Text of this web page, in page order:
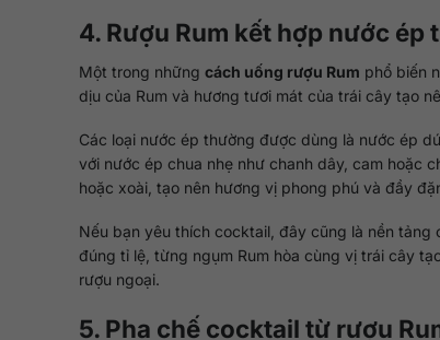
4. Rượu Rum kết hợp nước ép
Một trong những cách uống rượu Rum phổ biến
dịu của Rum và hương tươi mát của trái cây tạo
Các loại nước ép thường được dùng là nước ép
với nước ép chua nhẹ như chanh dây, cam hoặc
hoặc xoài, tạo nên hương vị phong phú và đầy
Nếu bạn yêu thích cocktail, đây cũng là nền tảng
đúng tỉ lệ, từng ngụm Rum hòa cùng vị trái cây
rượu ngoại.
5. Pha chế cocktail từ rượu